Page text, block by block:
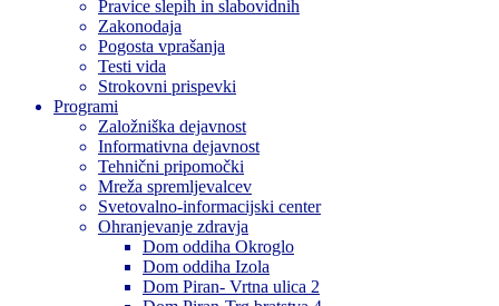
Pravice slepih in slabovidnih
Zakonodaja
Pogosta vprašanja
Testi vida
Strokovni prispevki
Programi
Založniška dejavnost
Informativna dejavnost
Tehnični pripomočki
Mreža spremljevalcev
Svetovalno-informacijski center
Ohranjevanje zdravja
Dom oddiha Okroglo
Dom oddiha Izola
Dom Piran- Vrtna ulica 2